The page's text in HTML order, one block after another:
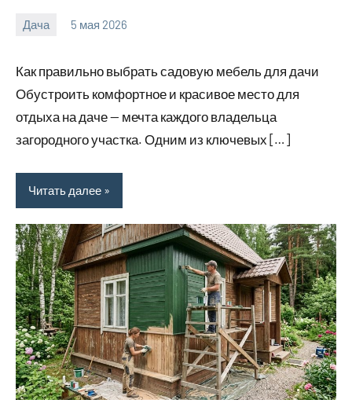
Дача 5 мая 2026
calvinken_co
Как правильно выбрать садовую мебель для дачи
Обустроить комфортное и красивое место для
отдыха на даче — мечта каждого владельца
загородного участка. Одним из ключевых […]
Читать далее